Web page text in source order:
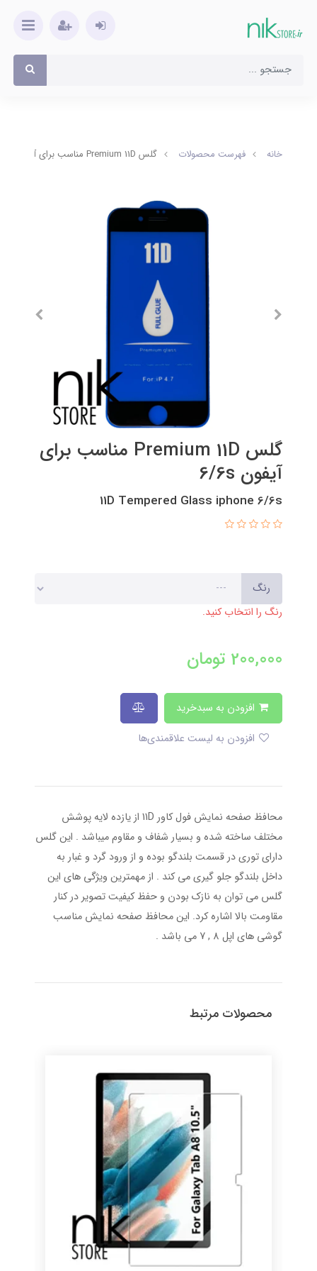
خانه فهرست محصولات گلس Premium 11D مناسب برای آیفون 6/6s
گلس Premium 11D مناسب برای
آیفون 6/6s
11D Tempered Glass iphone 6/6s
رنگ
رنگ را انتخاب کنید.
200,000 تومان
محافظ صفحه نمایش فول کاور 11D از یازده لایه پوشش
مختلف ساخته شده و بسیار شفاف و مقاوم میباشد . این گلس
دارای توری در قسمت بلندگو بوده و از ورود گرد و غبار به
داخل بلندگو جلو گیری می کند . از مهمترین ویژگی های این
گلس می توان به نازک بودن و حفظ کیفیت تصویر در کنار
مقاومت بالا اشاره کرد. این محافظ صفحه نمایش مناسب
گوشی های اپل 8 , 7 می باشد .
محصولات مرتبط